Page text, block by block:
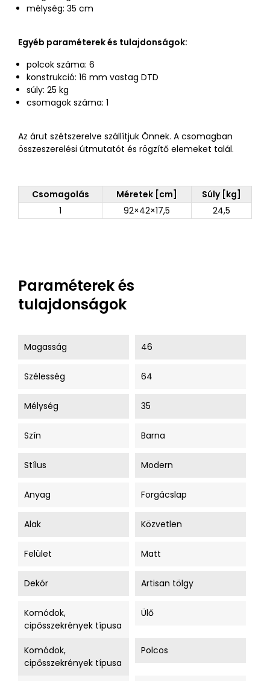
mélység: 35 cm
Egyéb paraméterek és tulajdonságok:
polcok száma: 6
konstrukció: 16 mm vastag DTD
súly: 25 kg
csomagok száma: 1
Az árut szétszerelve szállítjuk Önnek. A csomagban
összeszerelési útmutatót és rögzítő elemeket talál.
Csomagolás Méretek [cm]
Súly [kg]
1
92×42×17,5 24,5
Paraméterek és
tulajdonságok
Magasság 46
Szélesség 64
Mélység 35
Szín Barna
Stílus Modern
Anyag Forgácslap
Alak Közvetlen
Felület Matt
Dekór Artisan tölgy
Komódok,
cipősszekrények típusa
Ülő
Komódok,
cipősszekrények típusa
Polcos